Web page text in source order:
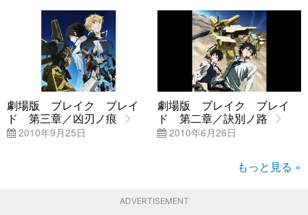
劇場版 ブレイク ブレイ
ド 第三章／凶刃ノ痕
2010年9月25日
劇場版 ブレイク ブレイ
ド 第二章／訣別ノ路
2010年6月26日
もっと見る »
ADVERTISEMENT